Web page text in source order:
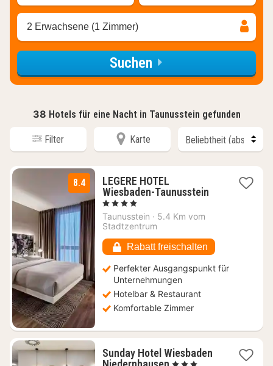
2 Erwachsene (1 Zimmer)
Suchen
38 Hotels für eine Nacht in Taunusstein gefunden
Filter Karte
8.4
LEGERE HOTEL
Wiesbaden-Taunusstein1
, 4 Sterne
Taunusstein · 5.4 Km vom
Stadtzentrum
Rabatt freischalten
Perfekter Ausgangspunkt für
Unternehmungen
Hotelbar & Restaurant
Komfortable Zimmer
Sunday Hotel Wiesbaden
1
, 3 Sterne